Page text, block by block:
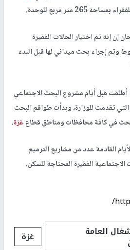
إن إنه تم اختيار الحالات الفقيرة
وتم إجراء بحث ميداني لها قبل البدء
قبل أيام مشروع البحث الاجتماعي
التي تقدمت للوزارة، وبدأت طواقم البحث
في كافة محافظات ومناطق قطاعغزة.
القادمة عدد من مشاريع الترميم
الاجتماعية الفقيرة المحتاجة للسكن.
العامة غزة